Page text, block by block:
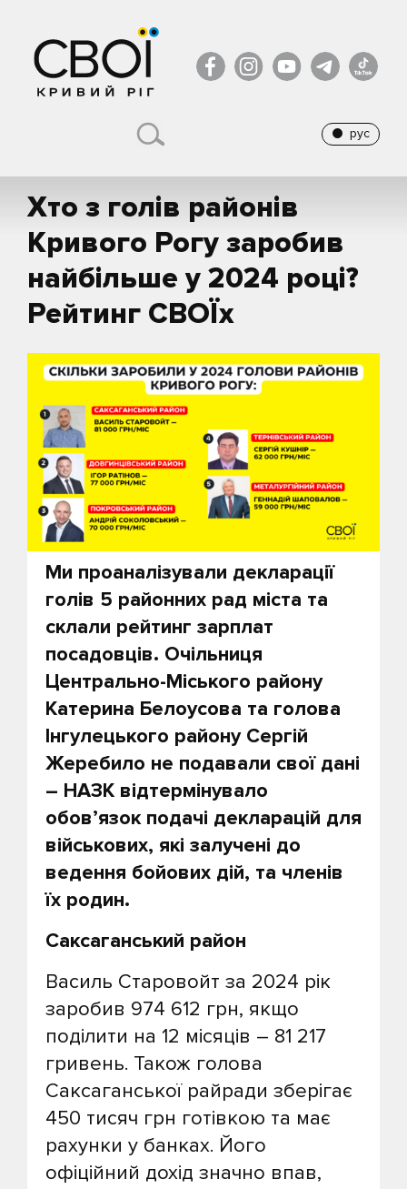
рус
Хто з голів районів
Кривого Рогу заробив
найбільше у 2024 році?
Рейтинг СВОЇх
Ми проаналізували декларації
голів 5 районних рад міста та
склали рейтинг зарплат
посадовців. Очільниця
Центрально-Міського району
Катерина Белоусова та голова
Інгулецького району Сергій
Жеребило не подавали свої дані
– НАЗК відтермінувало
обов’язок подачі декларацій для
військових, які залучені до
ведення бойових дій, та членів
їх родин.
Саксаганський район
Василь Старовойт за 2024 рік
заробив 974 612 грн, якщо
поділити на 12 місяців – 81 217
гривень. Також голова
Саксаганської райради зберігає
450 тисяч грн готівкою та має
рахунки у банках. Його
офіційний дохід значно впав,